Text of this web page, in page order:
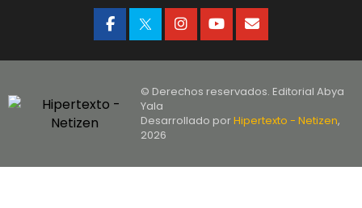
© Derechos reservados. Editorial Abya
Yala
Desarrollado porHipertexto - Netizen,
2026